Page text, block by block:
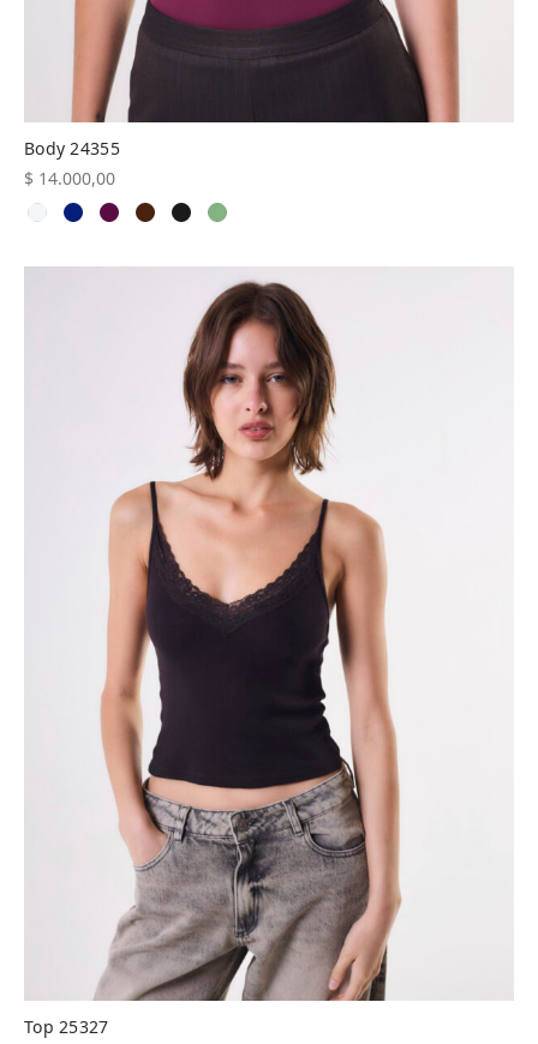
Body 24355
$ 14.000,00
Top 25327